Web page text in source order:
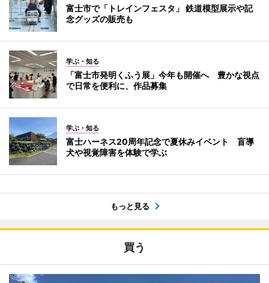
富士市で「トレインフェスタ」 鉄道模型展示や記
念グッズの販売も
学ぶ・知る
「富士市発明くふう展」今年も開催へ 豊かな視点
で日常を便利に、作品募集
学ぶ・知る
富士ハーネス20周年記念で夏休みイベント 盲導
犬や視覚障害を体験で学ぶ
もっと見る
買う